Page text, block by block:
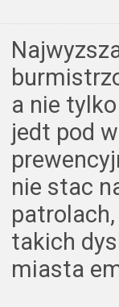
a nie
jedt pod
nie stac
takich
miasta